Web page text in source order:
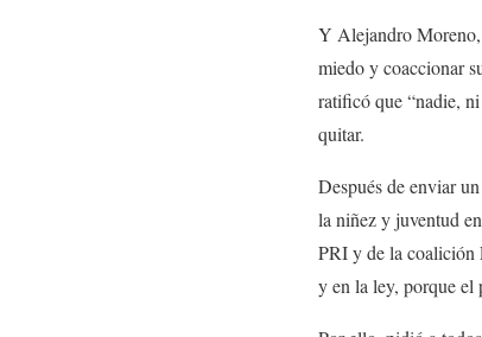
Y Alejandro Moreno,
miedo y coaccionar
ratificó que “nadie,
quitar.
Después de enviar
la niñez y juventud
PRI y de la coalición
y en la ley, porque el